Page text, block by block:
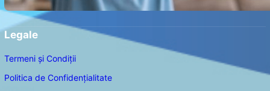
Legale
Termeni și Condiții
Politica de Confidențialitate